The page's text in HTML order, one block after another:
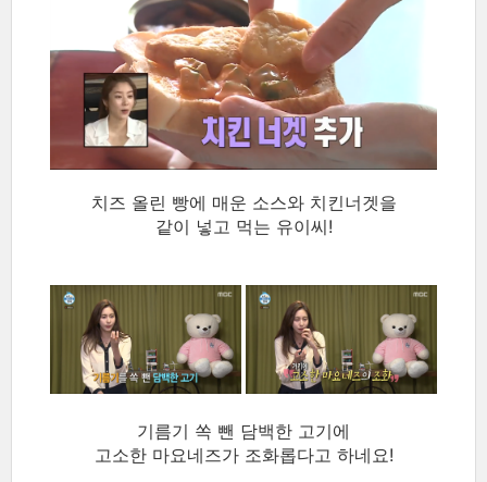
치즈 올린 빵에 매운 소스와 치킨너겟을
같이 넣고 먹는 유이씨!
기름기 쏙 뺀 담백한 고기에
고소한 마요네즈가 조화롭다고 하네요!